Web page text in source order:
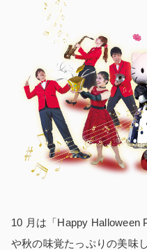
10 月は「Happy Halloween
や秋の味覚たっぷりの美味